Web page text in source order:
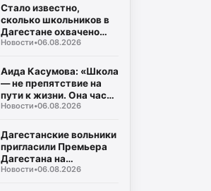
Стало известно,
сколько школьников в
Дагестане охвачено
программами
профилактики
Новости•06.08.2026
Аида Касумова: «Школа
— не препятствие на
пути к жизни. Она часть
подготовки к этой
Новости•06.08.2026
Дагестанские вольники
пригласили Премьера
Дагестана на
совместную
Новости•06.08.2026